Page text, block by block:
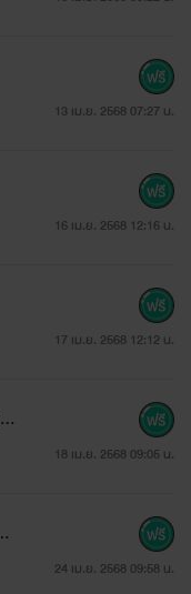
13 เม.ย. 2568 07:27 น.
16 เม.ย. 2568 12:16 น.
17 เม.ย. 2568 12:12 น.
18 เม.ย. 2568 09:05 น.
24 เม.ย. 2568 09:58 น.